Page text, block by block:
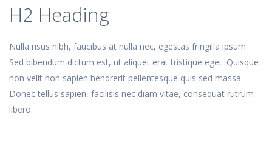
H2 Heading
Nulla risus nibh, faucibus at nulla nec, egestas fringilla ipsum.
Sed bibendum dictum est, ut aliquet erat tristique eget. Quisque
non velit non sapien hendrerit pellentesque quis sed massa.
Donec tellus sapien, facilisis nec diam vitae, consequat rutrum
libero.